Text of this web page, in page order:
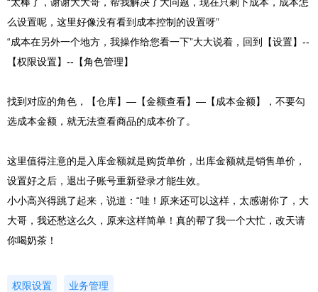
么设置呢，这里好像没有看到成本控制的设置呀”
“成本在另外一个地方，我操作给您看一下”大大说着，回到【设置】--
【权限设置】--【角色管理】
找到对应的角色，【仓库】—【金额查看】—【成本金额】，不要勾
选成本金额，就无法查看商品的成本价了。
这里值得注意的是入库金额就是购货单价，出库金额就是销售单价，
设置好之后，退出子账号重新登录才能生效。
小小高兴得跳了起来，说道：“哇！原来还可以这样，太感谢你了，大
大哥，我还愁这么久，原来这样简单！真的帮了我一个大忙，改天请
你喝奶茶！
权限设置 业务管理